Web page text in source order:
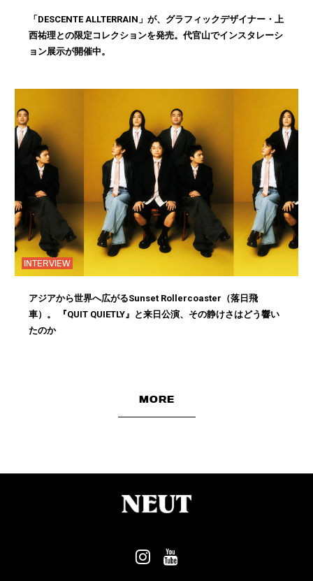
「DESCENTE ALLTERRAIN」が、グラフィックデザイナー・上
西祐理との限定コレクションを発売。代官山でインスタレーシ
ョン展示が開催中。
INTERVIEW
アジアから世界へ広がるSunset Rollercoaster（落日飛
車）。 『QUIT QUIETLY』と来日公演、その静けさはどう響い
たのか
MORE